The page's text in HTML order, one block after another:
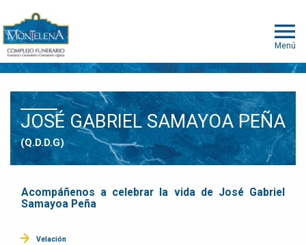
Menú
JOSÉ GABRIEL SAMAYOA PEÑA
(Q.D.D.G)
Acompáñenos a celebrar la vida de José Gabriel
Samayoa Peña
Velación